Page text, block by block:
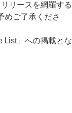
リースを網羅する
めご了承くださ
List」への掲載とな